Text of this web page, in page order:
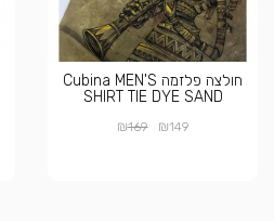
חולצה פלזמה Cubina MEN'S
SHIRT TIE DYE SAND
₪149
₪169